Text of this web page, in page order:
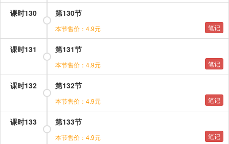
课时130 第130节
本节售价：4.9元 笔记
课时131 第131节
本节售价：4.9元 笔记
课时132 第132节
本节售价：4.9元 笔记
课时133 第133节
本节售价：4.9元 笔记